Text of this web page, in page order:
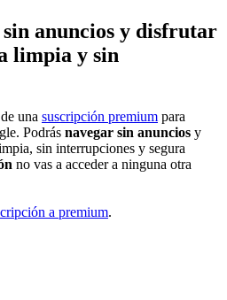
anuncios y disfrutar
limpia y sin
una suscripción premium para
Podrás navegar sin anuncios y
sin interrupciones y segura
no vas a acceder a ninguna otra
a premium.